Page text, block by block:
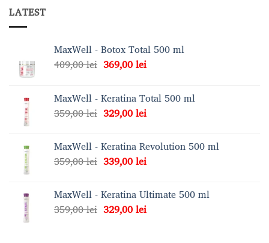
LATEST
MaxWell - Botox Total 500 ml
409,00lei Prețul
fost:
409,00 lei.
369,00leiPrețul
369,00 lei.
MaxWell - Keratina Total 500 ml
359,00lei Prețul
fost:
359,00 lei.
329,00leiPrețul
329,00 lei.
MaxWell - Keratina Revolution 500 ml
359,00lei Prețul
fost:
359,00 lei.
339,00leiPrețul
339,00 lei.
MaxWell - Keratina Ultimate 500 ml
359,00lei Prețul
329,00leiPrețul